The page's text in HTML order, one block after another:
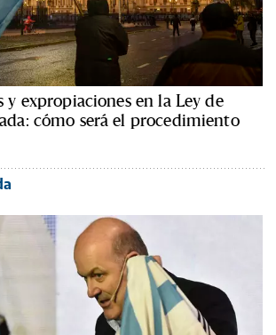
y expropiaciones en la Ley de
cómo será el procedimiento